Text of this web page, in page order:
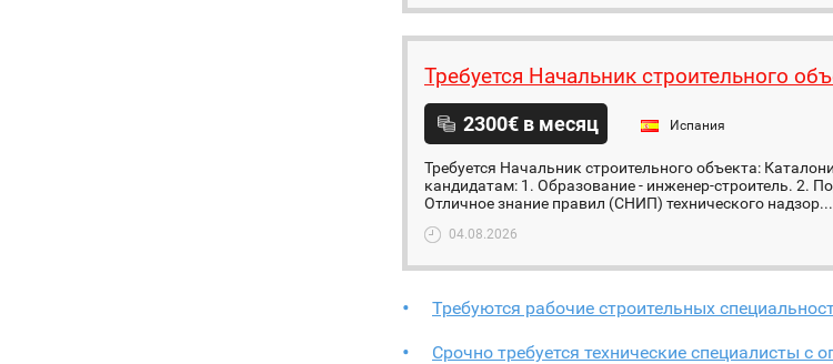
Требуется Начальник строительного
2300€ в месяц Испания
Требуется Начальник строительного объекта:
кандидатам: 1. Образование - инженер-строитель. 2.
Отличное знание правил (СНИП) технического надзор...
04.08.2026
Требуются рабочие строительных
Срочно требуется технические специалисты с